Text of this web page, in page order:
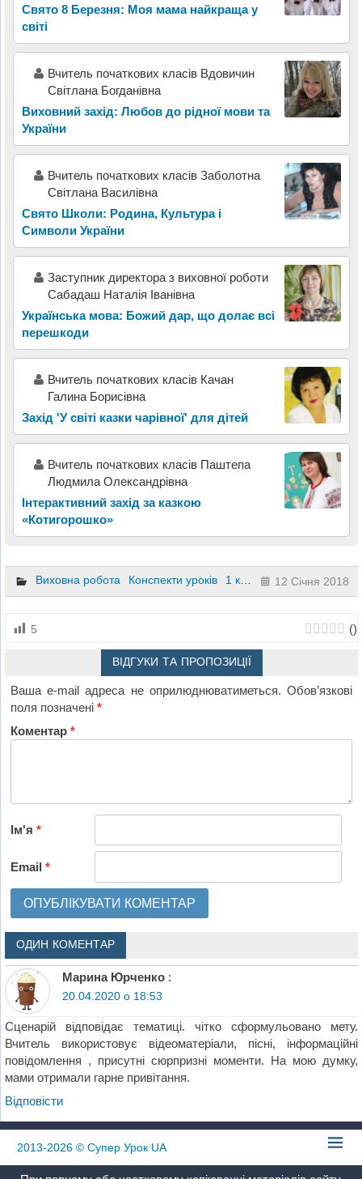
Свято 8 Березня: Моя мама найкраща у
світі
Вчитель початкових класів Вдовичин
Світлана Богданівна
Виховний захід: Любов до рідної мови та
України
Вчитель початкових класів Заболотна
Світлана Василівна
Свято Школи: Родина, Культура і
Символи України
Заступник директора з виховної роботи
Сабадаш Наталія Іванівна
Українська мова: Божий дар, що долає всі
перешкоди
Вчитель початкових класів Качан
Галина Борисівна
Захід 'У світі казки чарівної' для дітей
Вчитель початкових класів Паштепа
Людмила Олександрівна
Інтерактивний захід за казкою
«Котигорошко»
Виховна робота Конспекти уроків 1 клас 12 Січня 2018
5 ()
ВІДГУКИ ТА ПРОПОЗИЦІЇ
Ваша e-mail адреса не оприлюднюватиметься. Обов’язкові
поля позначені*
Коментар*
Ім'я*
Email*
ОДИН КОМЕНТАР
Марина Юрченко :
20.04.2020 о 18:53
Сценарій відповідає тематиці. чітко сформульовано мету.
Вчитель використовує відеоматеріали, пісні, інформаційні
повідомлення , присутні сюрпризні моменти. На мою думку,
мами отримали гарне привітання.
Відповіcти
2013-2026 © Супер Урок UA